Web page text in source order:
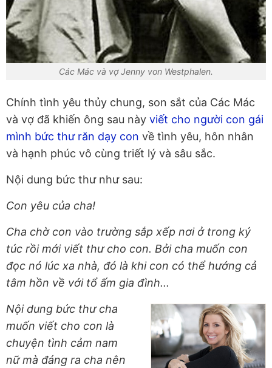
Các Mác và vợ Jenny von Westphalen.
Chính tình yêu thủy chung, son sắt của Các Mác
và vợ đã khiến ông sau này viết cho người con gái
mình bức thư răn dạy con về tình yêu, hôn nhân
và hạnh phúc vô cùng triết lý và sâu sắc.
Nội dung bức thư như sau:
Con yêu của cha!
Cha chờ con vào trường sắp xếp nơi ở trong ký
túc rồi mới viết thư cho con. Bởi cha muốn con
đọc nó lúc xa nhà, đó là khi con có thể hướng cả
tâm hồn về với tổ ấm gia đình...
Nội dung bức thư cha
muốn viết cho con là
chuyện tình cảm nam
nữ mà đáng ra cha nên